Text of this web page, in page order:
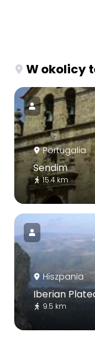
W okolicy
Portugalia
Sendim
15.4 km
Hiszpania
Iberian
9.5 km